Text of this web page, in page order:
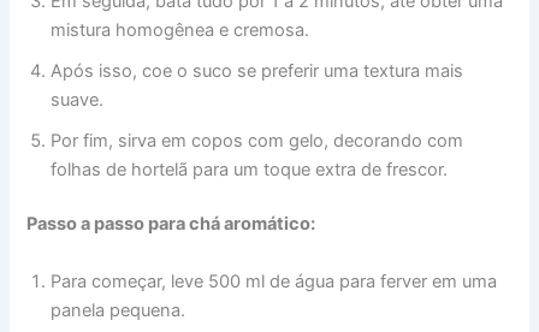
mistura homogênea e cremosa.
Após isso, coe o suco se preferir uma textura mais
suave.
Por fim, sirva em copos com gelo, decorando com
folhas de hortelã para um toque extra de frescor.
Passo a passo para chá aromático:
Para começar, leve 500 ml de água para ferver em uma
panela pequena.